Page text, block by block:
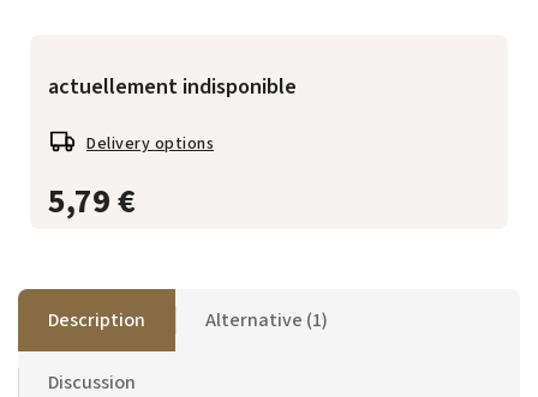
5,79 €
actuellement indisponible
Delivery options
Description Alternative (1)
Discussion